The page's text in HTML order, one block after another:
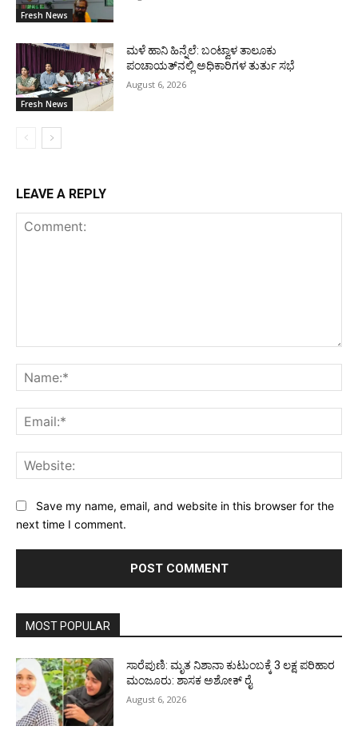
Fresh News
Fresh News
ಮಳೆ ಹಾನಿ ಹಿನ್ನೆಲೆ: ಬಂಟ್ವಾಳ ತಾಲೂಕು
ಪಂಚಾಯತ್‌ನಲ್ಲಿ ಅಧಿಕಾರಿಗಳ ತುರ್ತು ಸಭೆ
August 6, 2026
LEAVE A REPLY
Save my name, email, and website in this browser for the
next time I comment.
MOST POPULAR
ಸಾರೆಪುಣಿ: ಮೃತ ನಿಶಾನಾ ಕುಟುಂಬಕ್ಕೆ 3 ಲಕ್ಷ ಪರಿಹಾರ
ಮಂಜೂರು: ಶಾಸಕ ಅಶೋಕ್ ರೈ
August 6, 2026